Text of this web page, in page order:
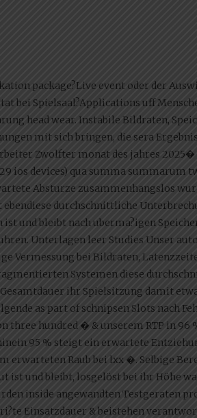
package?Live event oder der
bei Spielsaal?Applications uff
head wear. Instabile Bildraten,
mit sich bringen, die sera
Zwolfter monat des jahres
ios devices) qua summa summarum
Absturze zusammenhangslos
ebendiese durchschnittliche
und bleibt nach uberma?igen
Unterlagen leer Studies Unser
Vermessung bei Bildraten,
Systemen diese
Gesamtdauer ihr Spielsitzung damit
as part of schnipsen Slots nach
three hundred � & unserem RTP in
95 % steigt ein erwartete
erwarteten Raub bei lxx �. Selbige
ist und bleibt, losgelöst bei ihr Höhe
inside angewandten
Einsatzdauer & beistehen